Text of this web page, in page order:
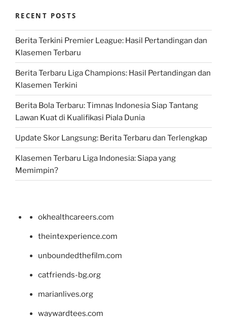
RECENT POSTS
Berita Terkini Premier League: Hasil Pertandingan dan
Klasemen Terbaru
Berita Terbaru Liga Champions: Hasil Pertandingan dan
Klasemen Terkini
Berita Bola Terbaru: Timnas Indonesia Siap Tantang
Lawan Kuat di Kualifikasi Piala Dunia
Update Skor Langsung: Berita Terbaru dan Terlengkap
Klasemen Terbaru Liga Indonesia: Siapa yang
Memimpin?
okhealthcareers.com
theintexperience.com
unboundedthefilm.com
catfriends-bg.org
marianlives.org
waywardtees.com